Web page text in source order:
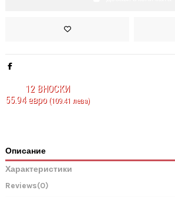
12 ВНОСКИ
55.94 евро(109.41 лева)
Описание
Характеристики
Reviews(0)